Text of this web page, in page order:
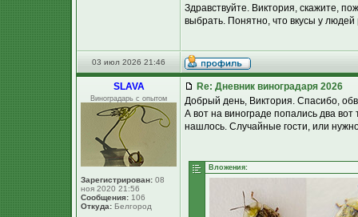
Здравствуйте. Виктория, скажите,
выбрать. Понятно, что вкусы у
03 июл 2026 21:46
SLAVA
Виноградарь с опытом
Зарегистрирован: 08
ноя 2020 21:56
Сообщения: 106
Откуда: Белгород
Re: Дневник виноградаря 2026
Добрый день, Виктория. Спасибо,
А вот на винограде попались два вот
нашлось. Случайные гости, или
Вложения: